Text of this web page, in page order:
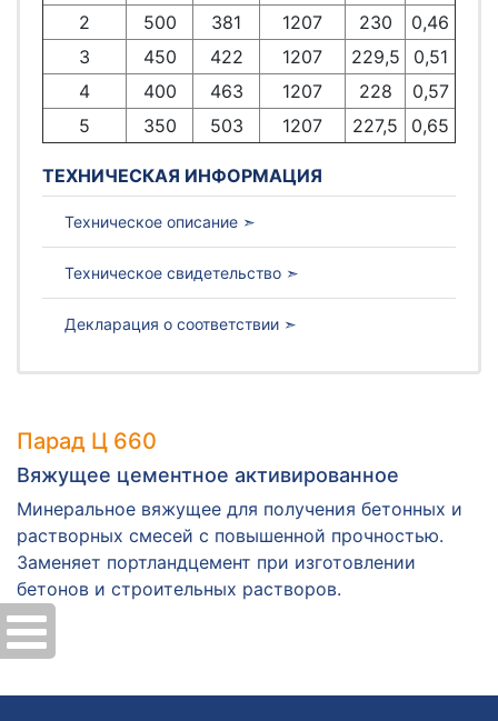
2
500 381 1207 230
0,46
3
450 422 1207 229,5
0,51
4
400 463 1207 228
0,57
5
350 503 1207 227,5 0,65
ТЕХНИЧЕСКАЯ ИНФОРМАЦИЯ
Техническое описание ➣
Техническое свидетельство ➣
Декларация о соответствии ➣
Парад Ц 660
Вяжущее цементное активированное
Минеральное вяжущее для получения бетонных и
растворных смесей с повышенной прочностью.
Заменяет портландцемент при изготовлении
бетонов и строительных растворов.